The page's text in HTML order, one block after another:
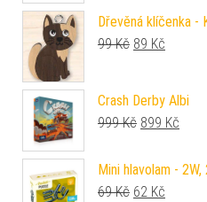
Dřevěná klíčenka -
99Kč Původní
89 Kč
Crash Derby Albi
999Kč Původní
899 Kč
Mini hlavolam -
69Kč Původní
62 Kč